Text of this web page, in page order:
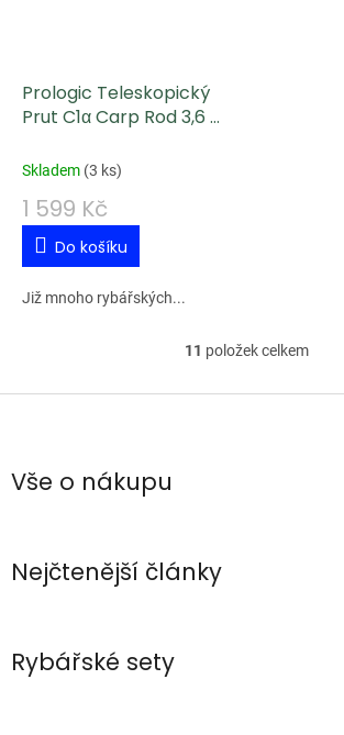
Prologic Teleskopický
Prut C1α Carp Rod 3,6 m
Skladem (3 ks)
1 599 Kč
Do košíku
Již mnoho rybářských...
O
v
11 položek celkem
Z
pVše o nákupu
Nejčtenější články
Rybářské sety